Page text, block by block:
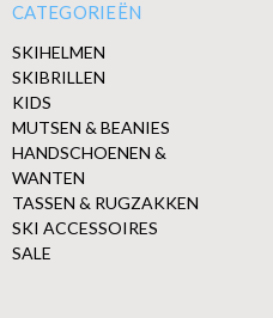
CATEGORIEËN
SKIHELMEN
SKIBRILLEN
KIDS
MUTSEN & BEANIES
HANDSCHOENEN &
WANTEN
TASSEN & RUGZAKKEN
SKI ACCESSOIRES
SALE